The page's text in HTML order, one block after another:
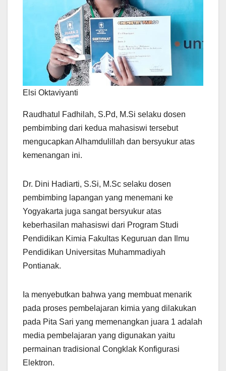
Elsi Oktaviyanti
Raudhatul Fadhilah, S.Pd, M.Si selaku dosen
pembimbing dari kedua mahasiswi tersebut
mengucapkan Alhamdulillah dan bersyukur atas
kemenangan ini.
Dr. Dini Hadiarti, S.Si, M.Sc selaku dosen
pembimbing lapangan yang menemani ke
Yogyakarta juga sangat bersyukur atas
keberhasilan mahasiswi dari Program Studi
Pendidikan Kimia Fakultas Keguruan dan Ilmu
Pendidikan Universitas Muhammadiyah
Pontianak.
Ia menyebutkan bahwa yang membuat menarik
pada proses pembelajaran kimia yang dilakukan
pada Pita Sari yang memenangkan juara 1 adalah
media pembelajaran yang digunakan yaitu
permainan tradisional Congklak Konfigurasi
Elektron.